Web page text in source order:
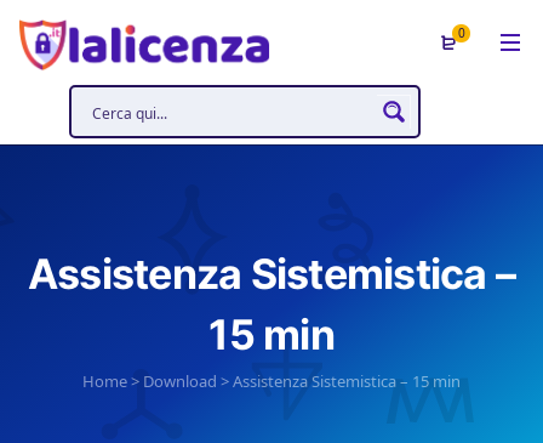
0
Assistenza Sistemistica –
15 min
Home> Download >Assistenza Sistemistica – 15 min